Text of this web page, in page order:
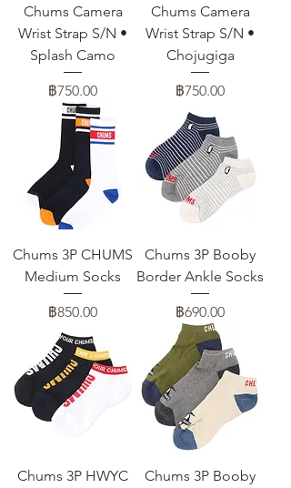
Chums Camera
Wrist Strap S/N •
Splash Camo
ราคา
฿750.00
Chums Camera
Wrist Strap S/N •
Chojugiga
ราคา
฿750.00
Chums 3P CHUMS
Medium Socks
ราคา
฿850.00
Chums 3P Booby
Border Ankle Socks
ราคา
฿690.00
Chums 3P HWYC
Chums 3P Booby